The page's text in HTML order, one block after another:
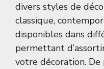
divers styles de
classique,
disponibles dans
permettant
votre décoration. De